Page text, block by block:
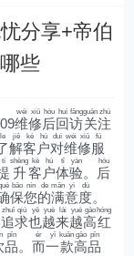
分享+帝伯
些
维
wéi
修
xiū
后
hòu
回
huí
访
fǎng
关
guān
注
zhù
le
解
jiě
客
kè
户
hù
对
duì
维
wéi
修
xiū
服
fú
tí
升
shēng
客
kè
户
hù
体
tǐ
验
yàn
。 后
hòu
保
bǎo
您
nín
的
de
满
mǎn
意
yì
度
dù
。
追
zhuī
求
qiú
也
yě
越
yuè
来
lái
越
yuè
高
gāo
红
hóng
品
pǐn
。而
ér
一
yī
款
kuǎn
高
gāo
品
pǐn